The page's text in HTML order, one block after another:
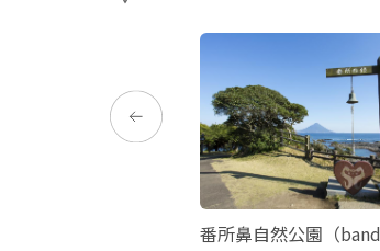
番所鼻自然公園（band